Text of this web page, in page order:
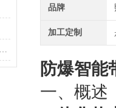
有哪些检查风速变送器准确性的窍门的方法？
品牌
加工定制
防爆智能
一、概述